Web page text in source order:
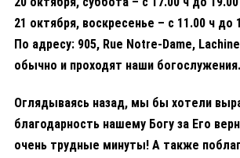
21 октября, воскресенье – с 11.00 ч до
По адресу: 905, Rue Notre-Dame,
обычно и проходят наши богослужения.
Оглядываясь назад, мы бы хотели
благодарность нашему Богу за Его
очень трудные минуты! А также